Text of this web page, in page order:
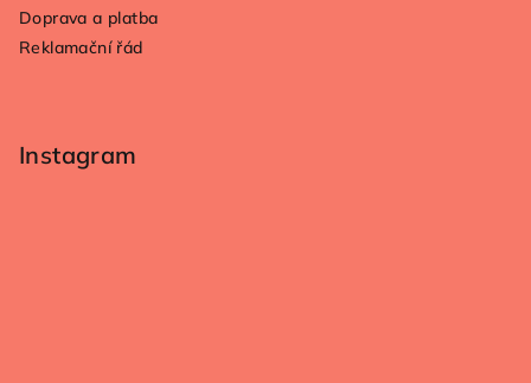
Doprava a platba
Reklamační řád
Instagram